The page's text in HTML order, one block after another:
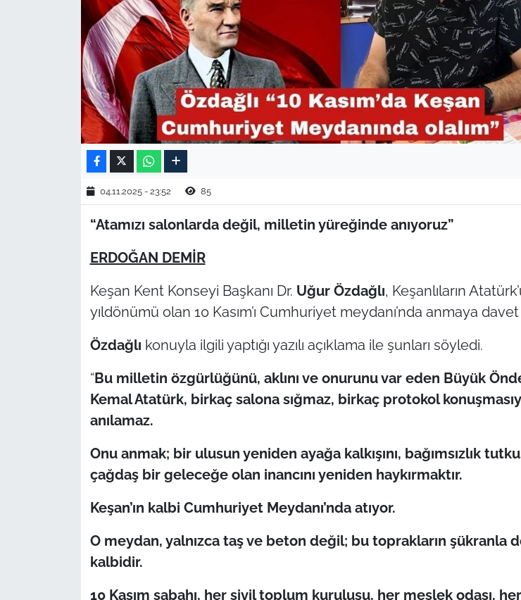
04.11.2025 - 23:52 85
“Atamızı salonlarda değil, milletin yüreğinde anıyoruz”
ERDOĞAN DEMİR
Keşan Kent Konseyi Başkanı Dr. Uğur Özdağlı, Keşanlıların
yıldönümü olan 10 Kasım’ı Cumhuriyet meydanı’nda anmaya
Özdağlı konuyla ilgili yaptığı yazılı açıklama ile şunları söyledi.
“Bu milletin özgürlüğünü, aklını ve onurunu var eden Büyük
Kemal Atatürk, birkaç salona sığmaz, birkaç protokol
anılamaz.
Onu anmak; bir ulusun yeniden ayağa kalkışını, bağımsızlık
çağdaş bir geleceğe olan inancını yeniden haykırmaktır.
Keşan’ın kalbi Cumhuriyet Meydanı’nda atıyor.
O meydan, yalnızca taş ve beton değil; bu toprakların şükranla
kalbidir.
10 Kasım sabahı, her sivil toplum kuruluşu, her meslek odası,
EDİRNE
TEKİRDAĞ
KIRKLARELİ
ÇANAKKALE
Flaş Haber
Dış Haberler
Bilim Teknoloji